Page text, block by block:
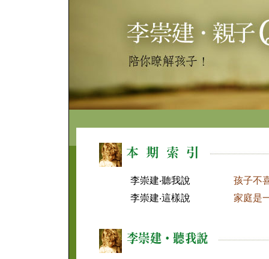
李崇建‧聽我說
孩子不
李崇建‧這樣說
家庭是